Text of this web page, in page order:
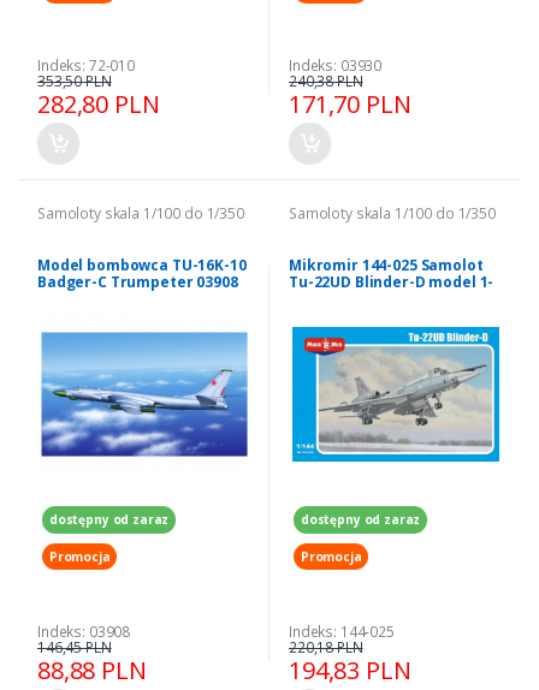
Indeks: 72-010
282,80 PLN
353,50 PLN
Indeks: 03930
171,70 PLN
240,38 PLN
Samoloty skala 1/100 do 1/350
Model bombowca TU-16K-10
Badger-C Trumpeter 03908
dostępny od zaraz
Promocja
Indeks: 03908
88,88 PLN
146,45 PLN
Samoloty skala 1/100 do 1/350
Mikromir 144-025 Samolot
Tu-22UD Blinder-D model 1-
dostępny od zaraz
Promocja
Indeks: 144-025
194,83 PLN
220,18 PLN